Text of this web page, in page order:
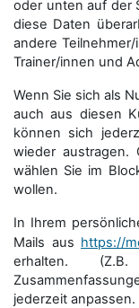
oder unten auf der
diese Daten
andere
Trainer/innen und
Wenn Sie sich als
auch aus diesen
können sich
wieder austragen.
wählen Sie im
wollen.
In Ihrem
Mails aus https://
erhalten.
jederzeit anpassen.